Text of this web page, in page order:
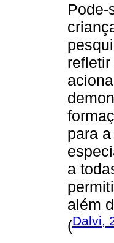
Pode-
para
a
além
(Dalvi,